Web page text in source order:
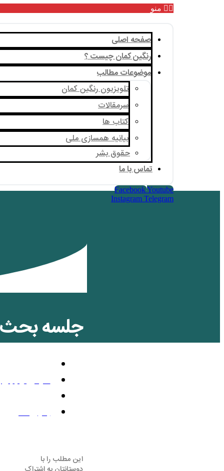
منو
صفحه اصلی
رنگین کمان چیست ؟
موضوعات مطالب
تلویزیون رنگین کمان
سرمقالات
کتاب ها
بیانیه همسازی ملی
حقوق بشر
تماس با ما
FacebookYoutube
Instagram Telegram
جلسه بحث
مارس 10, 2012
بدون نظر
این مطلب را با